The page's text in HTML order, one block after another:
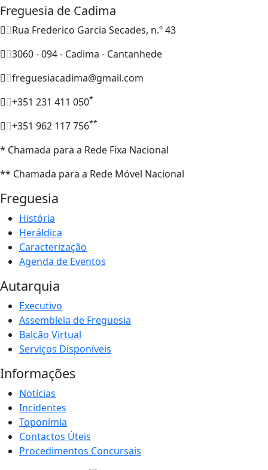
Freguesia de Cadima
Rua Frederico Garcia Secades, n.º 43
3060 - 094 - Cadima - Cantanhede
freguesiacadima@gmail.com
+351 231 411 050*
+351 962 117 756**
* Chamada para a Rede Fixa Nacional
** Chamada para a Rede Móvel Nacional
Freguesia
História
Heráldica
Caracterização
Agenda de Eventos
Autarquia
Executivo
Assembleia de Freguesia
Balcão Virtual
Serviços Disponíveis
Informações
Notícias
Incidentes
Toponímia
Contactos Úteis
Procedimentos Concursais